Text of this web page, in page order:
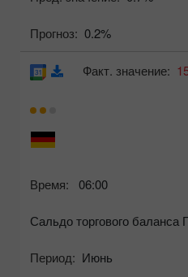
Прогноз: 0.2%
Время: 06:00
Сальдо торгового баланса
Период: Июнь
Факт. значение: